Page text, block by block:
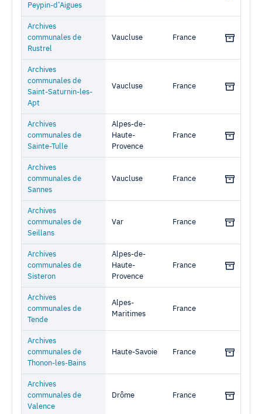
Peypin-d’Aigues
Archives
communales de
Rustrel
Vaucluse France
Archives
communales de
Saint-Saturnin-les-
Apt
Vaucluse France
Archives
communales de
Sainte-Tulle
Alpes-de-
Haute-
Provence
France
Archives
communales de
Sannes
Vaucluse France
Archives
communales de
Seillans
Var France
Archives
communales de
Sisteron
Alpes-de-
Haute-
Provence
France
Archives
communales de
Tende
Alpes-
Maritimes
France
Archives
communales de
Thonon-les-Bains
Haute-Savoie France
Archives
communales de
Valence
Drôme France